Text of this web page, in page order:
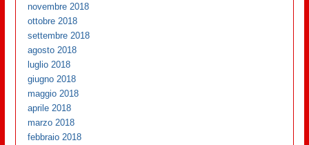
novembre 2018
ottobre 2018
settembre 2018
agosto 2018
luglio 2018
giugno 2018
maggio 2018
aprile 2018
marzo 2018
febbraio 2018